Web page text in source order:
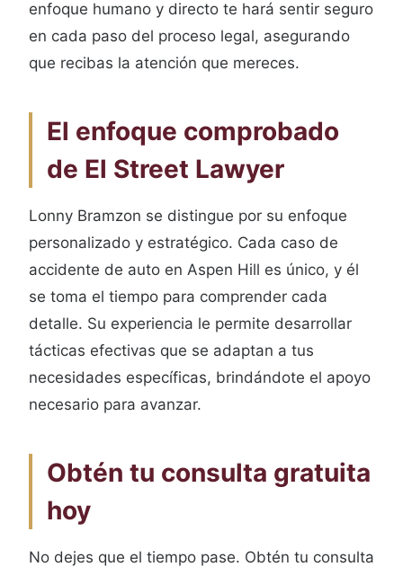
enfoque humano y directo te hará sentir seguro
en cada paso del proceso legal, asegurando
que recibas la atención que mereces.
El enfoque comprobado
de El Street Lawyer
Lonny Bramzon se distingue por su enfoque
personalizado y estratégico. Cada caso de
accidente de auto en Aspen Hill es único, y él
se toma el tiempo para comprender cada
detalle. Su experiencia le permite desarrollar
tácticas efectivas que se adaptan a tus
necesidades específicas, brindándote el apoyo
necesario para avanzar.
Obtén tu consulta gratuita
hoy
No dejes que el tiempo pase. Obtén tu consulta